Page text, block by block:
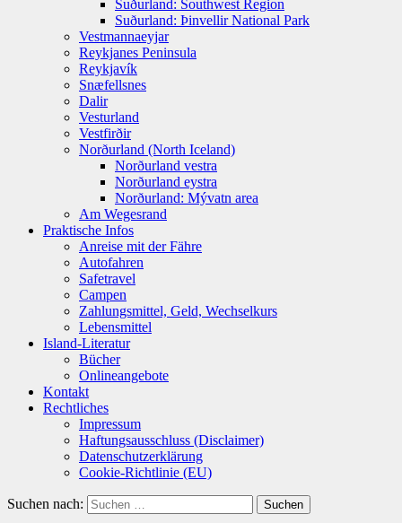
Suðurland: Southwest Region
Suðurland: Þinvellir National Park
Vestmannaeyjar
Reykjanes Peninsula
Reykjavík
Snæfellsnes
Dalir
Vesturland
Vestfirðir
Norðurland (North Iceland)
Norðurland vestra
Norðurland eystra
Norðurland: Mývatn area
Am Wegesrand
Praktische Infos
Anreise mit der Fähre
Autofahren
Safetravel
Campen
Zahlungsmittel, Geld, Wechselkurs
Lebensmittel
Island-Literatur
Bücher
Onlineangebote
Kontakt
Rechtliches
Impressum
Haftungsausschluss (Disclaimer)
Datenschutzerklärung
Cookie-Richtlinie (EU)
Suchen nach: